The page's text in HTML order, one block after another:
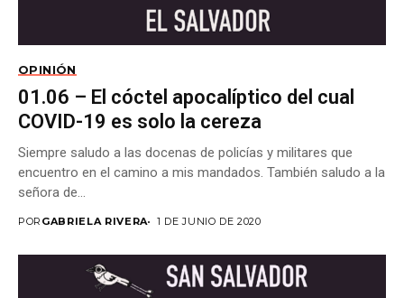
OPINIÓN
01.06 – El cóctel apocalíptico del cual
COVID-19 es solo la cereza
Siempre saludo a las docenas de policías y militares que
encuentro en el camino a mis mandados. También saludo a la
señora de...
POR GABRIELA RIVERA 1 DE JUNIO DE 2020